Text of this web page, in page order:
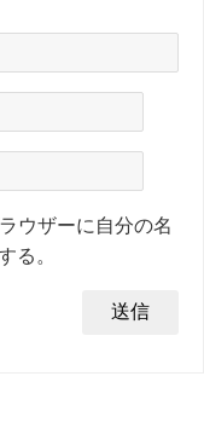
ウザーに自分の名
る。